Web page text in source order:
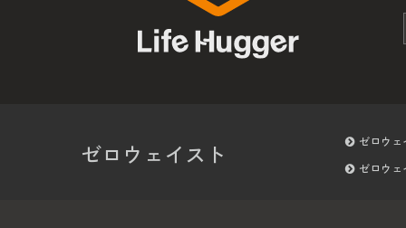
ゼロウェイスト
ゼロウ
ゼロウ